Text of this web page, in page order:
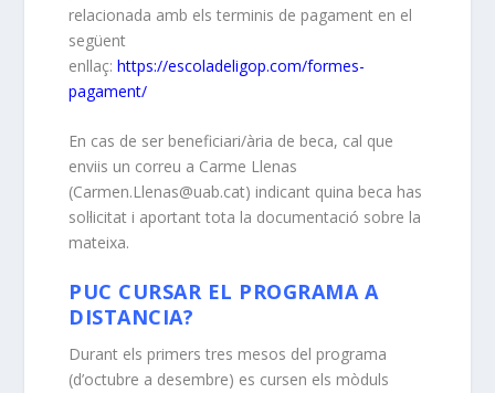
relacionada amb els terminis de pagament en el
següent
enllaç:https://escoladeligop.com/formes-
pagament/
En cas de ser beneficiari/ària de beca, cal que
enviis un correu a Carme Llenas
(Carmen.Llenas@uab.cat) indicant quina beca has
sol·licitat i aportant tota la documentació sobre la
mateixa.
PUC CURSAR EL PROGRAMA A
DISTANCIA?
Durant els primers tres mesos del programa
(d’octubre a desembre) es cursen els mòduls